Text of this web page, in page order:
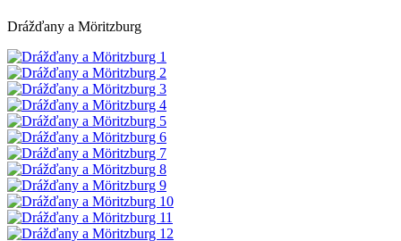
Drážďany a Möritzburg